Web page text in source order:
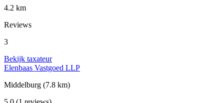
4.2 km
Reviews
3
Bekijk taxateur
Elenbaas Vastgoed LLP
Middelburg (7.8 km)